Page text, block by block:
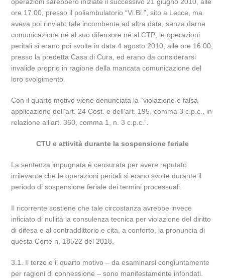
ore 17.00, presso il poliambulatorio “Vi.Bi.”, sito a Lecce, ma
aveva poi rinviato tale incombente ad altra data, senza darne
comunicazione né al suo difensore né al CTP; le operazioni
peritali si erano poi svolte in data 4 agosto 2010, alle ore 16.00,
presso la predetta Casa di Cura, ed erano da considerarsi
invalide proprio in ragione della mancata comunicazione del
loro svolgimento.
Con il quarto motivo viene denunciata la “violazione e falsa
applicazione dell’art. 24 Cost. e dell’art. 195, comma 3 c.p.c., in
relazione all’art. 360, comma 1, n. 3 c.p.c.”.
CTU e attività durante la sospensione feriale
La sentenza impugnata è censurata per avere reputato
irrilevante che le operazioni peritali si erano svolte durante il
periodo di sospensione feriale dei termini processuali.
Il ricorrente sostiene che tale circostanza avrebbe invece
inficiato di nullità la consulenza tecnica per violazione del diritto
di difesa e al contraddittorio e cita, a conforto, la pronuncia di
questa Corte n. 18522 del 2018.
3.1. Il terzo e il quarto motivo – da esaminarsi congiuntamente
per ragioni di connessione – sono manifestamente infondati.